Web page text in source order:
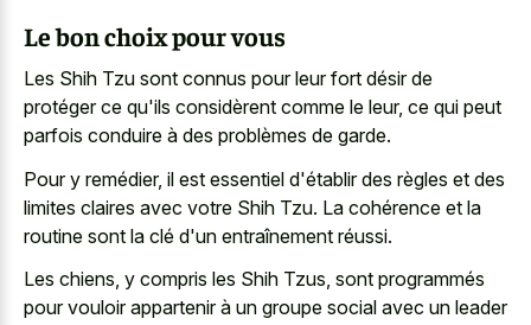
Le bon choix pour vous
Les Shih Tzu sont connus pour leur fort désir de
protéger ce qu'ils considèrent comme le leur, ce qui peut
parfois conduire à des problèmes de garde.
Pour y remédier, il est essentiel d'établir des règles et des
limites claires avec votre Shih Tzu. La cohérence et la
routine sont la clé d'un entraînement réussi.
Les chiens, y compris les Shih Tzus, sont programmés
pour vouloir appartenir à un groupe social avec un leader